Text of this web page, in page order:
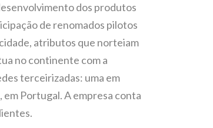
dos produtos
de renomados pilotos
atributos que norteiam
no continente com a
terceirizadas: uma em
em Portugal. A empresa conta